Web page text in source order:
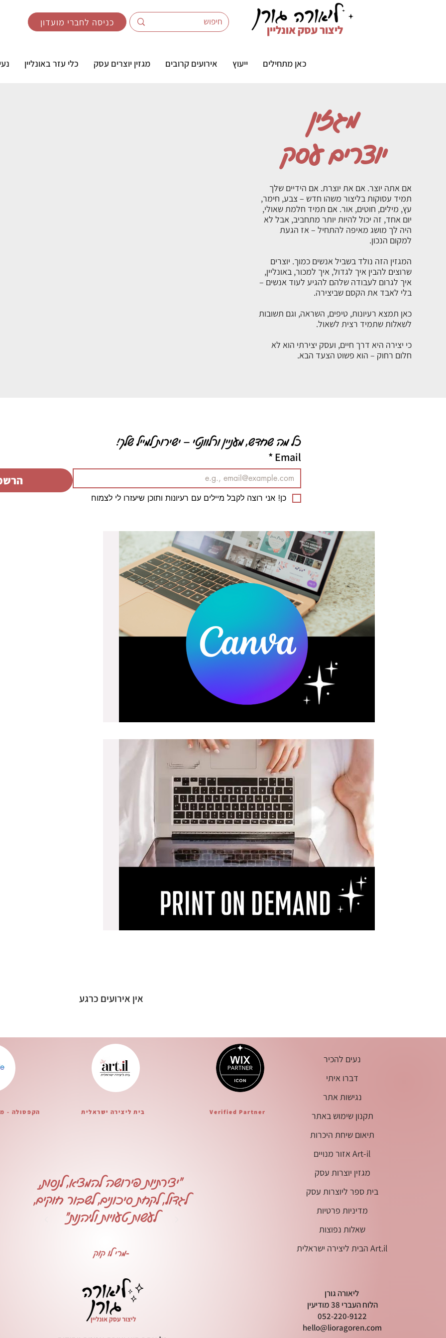
כאן מתחילים ייעוץ אירועים קרובים מגזין יוצרים עסק כלי עזר באונליין
כניסה לחברי מועדון
איך ניתן להרוויח מ-Canva?
עם או בלי ידע בעיצוב, בלי לזוז מהמחשב - 6 דרכים שונות
ומהנות לעשות כסף מעיצוב בקאנווה. אז נכון אנחנו יכולות גם
לעשות רישיון באדובי, לשלם...
אטסי
ליאורה גורן
21 באפר׳ 2023
איך אני מוכרת את העיצובים שלי לכל העולם
- מבלי לזוז מהמחשב בשיטת ה- Print On
Demand
מגוון מוצרים, להדפיסם לפי הזמנה, ולשלוח ישירות ללקוחות –
הכל מכל מקום בעולם.
מגזין
יוצרים עסק
אם אתה יוצר. אם את יוצרת. אם הידיים שלך
תמיד עסוקות בליצור משהו חדש – צבע, חימר,
עץ, מילים, חוטים, אור. אם תמיד חלמת שאולי,
יום אחד, זה יכול להיות יותר מתחביב, אבל לא
היה לך מושג מאיפה להתחיל – אז הגעת
למקום הנכון.
המגזין הזה נולד בשביל אנשים כמוך. יוצרים
שרוצים להבין איך לגדול, איך למכור, באונליין,
איך לגרום לעבודה שלהם להגיע לעוד אנשים –
בלי לאבד את הקסם שביצירה.
כאן תמצא רעיונות, טיפים, השראה, וגם תשובות
לשאלות שתמיד רצית לשאול.
כי יצירה היא דרך חיים, ועסק יצירתי הוא לא
חלום רחוק – הוא פשוט הצעד הבא.
כל מה שחדש, מעניין ורלוונטי – ישירות למייל שלך!
Email
*
כן! אני רוצה לקבל מיילים עם רעיונות ותוכן שיעזרו לי לצמוח
אין אירועים כרגע
"יצירתיות פירושה להמציא, לנסות,
לגדול, לקחת סיכונים, לשבור חוקים,
לעשות טעויות וליהנות"
-מרי לו קוק
נעים להכיר
דברו איתי
נגישות אתר
תקנון שימוש באתר
תיאום שיחת היכרות
אזור מנויים Art-il
מגזין יוצרות עסק
בית ספר ליוצרות עסק
מדיניות פרטיות
שאלות נפוצות
הבית ליצירה ישראלית Art.il
ליאורה גורן
הלוח העברי 38 מודיעין
052-220-9122
hello@lioragoren.com
הקפסולה - בית ליצירה ישראלית Verified Partner